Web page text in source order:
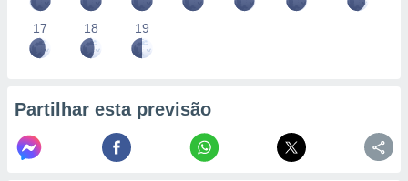
17 18 19
Partilhar esta previsão